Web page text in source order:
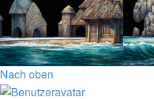
Nach oben